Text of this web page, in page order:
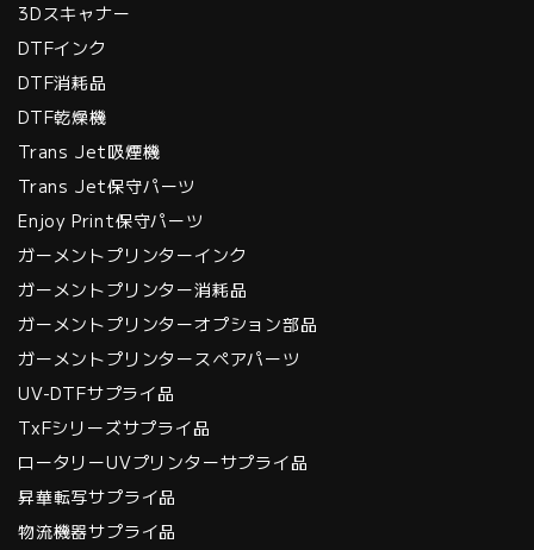
3Dスキャナー
DTFインク
DTF消耗品
DTF乾燥機
Trans Jet吸煙機
Trans Jet保守パーツ
Enjoy Print保守パーツ
ガーメントプリンターインク
ガーメントプリンター消耗品
ガーメントプリンターオプション部品
ガーメントプリンタースペアパーツ
UV-DTFサプライ品
TxFシリーズサプライ品
ロータリーUVプリンターサプライ品
昇華転写サプライ品
物流機器サプライ品